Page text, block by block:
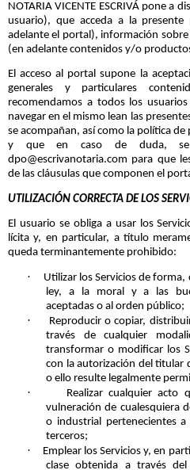
NOTARIA VICENTE ESCRIVÁ pone a
usuario), que acceda a la
adelante el portal), información
(en adelante contenidos y/o
El acceso al portal supone la
generales y particulares
recomendamos a todos los
navegar en el mismo lean las
se acompañan, así como la política
y que en caso de duda, se
dpo@escrivanotaria.com para que
de las cláusulas que componen el
UTILIZACIÓN CORRECTA DE LOS
El usuario se obliga a usar los
lícita y, en particular, a título
queda terminantemente prohibido:
·
Utilizar los Servicios de
ley, a la moral y a las
aceptadas o al orden público;
·
Reproducir o copiar,
través de cualquier
transformar o modificar los
con la autorización del titular
o ello resulte legalmente
·
Realizar cualquier acto
vulneración de cualesquiera
o industrial pertenecientes a
terceros;
·
Emplear los Servicios y, en
clase obtenida a través